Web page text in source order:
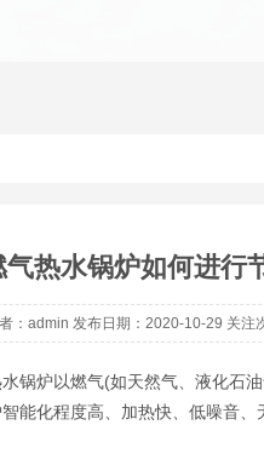
气热水锅炉如何进行
：admin 发布日期：2020-10-29 关注
炉以燃气(如天然气、液化石
能化程度高、加热快、低噪音